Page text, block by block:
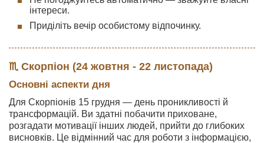
інтереси.
Приділіть вечір особистому відпочинку.
♏ Скорпіон (24 жовтня - 22 листопада)
Основні аспекти дня
Для Скорпіонів 15 грудня — день проникливості й
трансформацій. Ви здатні побачити приховане,
розгадати мотивації інших людей, прийти до глибоких
висновків. Це відмінний час для роботи з інформацією,